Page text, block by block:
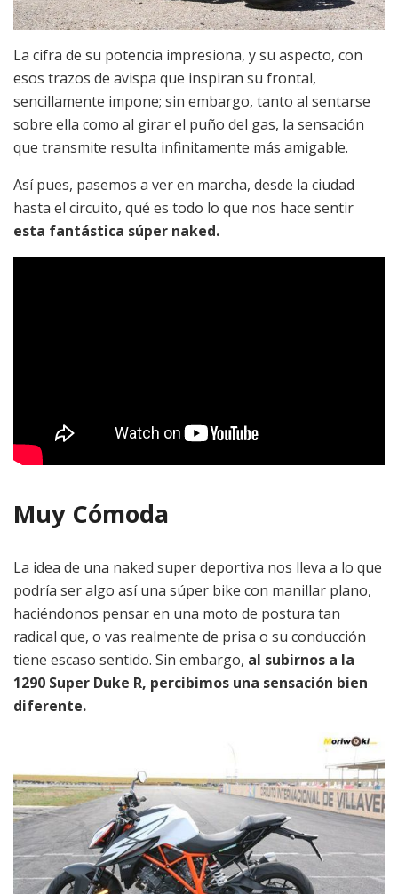
La cifra de su potencia impresiona, y su aspecto, con
esos trazos de avispa que inspiran su frontal,
sencillamente impone; sin embargo, tanto al sentarse
sobre ella como al girar el puño del gas, la sensación
que transmite resulta infinitamente más amigable.
Así pues, pasemos a ver en marcha, desde la ciudad
hasta el circuito, qué es todo lo que nos hace sentir
esta fantástica súper naked.
Muy Cómoda
La idea de una naked super deportiva nos lleva a lo que
podría ser algo así una súper bike con manillar plano,
haciéndonos pensar en una moto de postura tan
radical que, o vas realmente de prisa o su conducción
tiene escaso sentido. Sin embargo, al subirnos a la
1290 Super Duke R, percibimos una sensación bien
diferente.